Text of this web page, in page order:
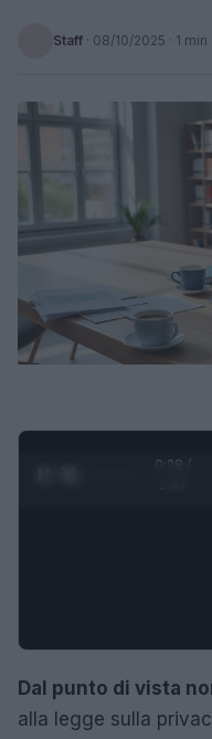
Staff · 08/10/2025 · 1 min
0:28 /
Dal punto di vista
alla legge sulla